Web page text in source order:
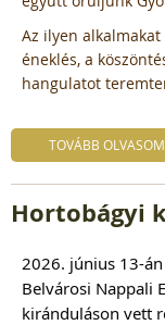
Az ilyen
éneklés, a
hangulatot
TOVÁBB
Hortobágyi
2026. június 13-
Belvárosi Nappali
kiránduláson vett